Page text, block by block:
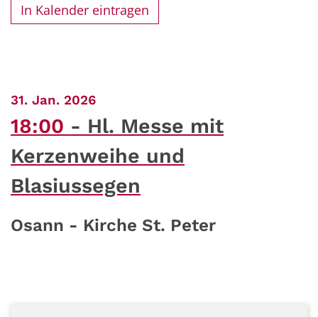
In Kalender eintragen
31. Jan. 2026:
18:00
Hl. Messe mit
Kerzenweihe und
Blasiussegen
Osann - Kirche St. Peter